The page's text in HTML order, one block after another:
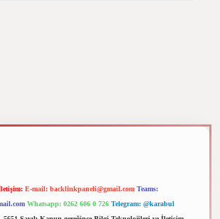
E-mail: backlinkpaneli@gmail.com Teams:
Whatsapp: 0262 606 0 726 Telegram: @karabul